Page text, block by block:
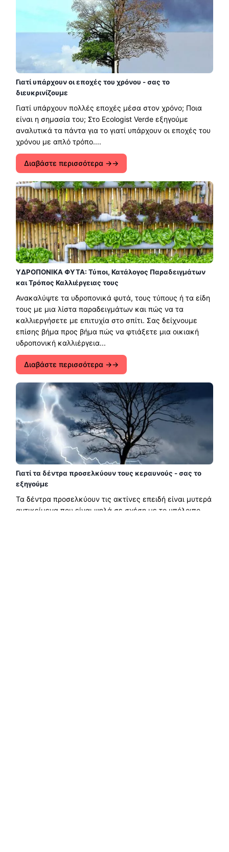
Γιατί υπάρχουν οι εποχές του χρόνου - σας το
διευκρινίζουμε
Γιατί υπάρχουν πολλές εποχές μέσα στον χρόνο; Ποια
είναι η σημασία του; Στο Ecologist Verde εξηγούμε
αναλυτικά τα πάντα για το γιατί υπάρχουν οι εποχές του
χρόνου με απλό τρόπο....
Διαβάστε περισσότερα →
ΥΔΡΟΠΟΝΙΚΑ ΦΥΤΑ: Τύποι, Κατάλογος Παραδειγμάτων
και Τρόπος Καλλιέργειας τους
Ανακαλύψτε τα υδροπονικά φυτά, τους τύπους ή τα είδη
τους με μια λίστα παραδειγμάτων και πώς να τα
καλλιεργήσετε με επιτυχία στο σπίτι. Σας δείχνουμε
επίσης βήμα προς βήμα πώς να φτιάξετε μια οικιακή
υδροπονική καλλιέργεια...
Διαβάστε περισσότερα →
Γιατί τα δέντρα προσελκύουν τους κεραυνούς - σας το
εξηγούμε
Τα δέντρα προσελκύουν τις ακτίνες επειδή είναι μυτερά
αντικείμενα που είναι ψηλά σε σχέση με το υπόλοιπο